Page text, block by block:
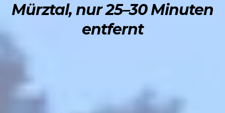
Mürztal, nur 25–30 Minuten
entfernt